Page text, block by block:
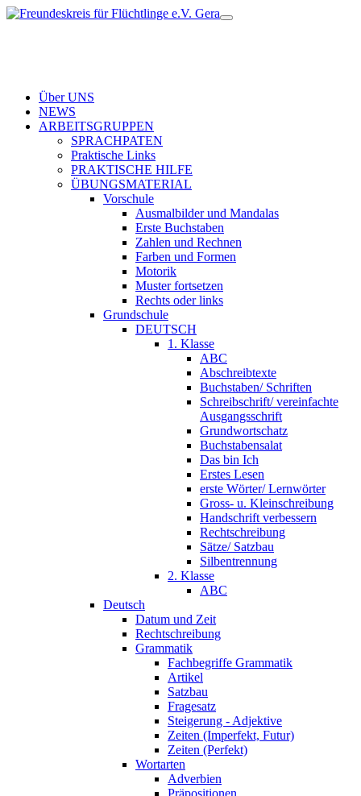
Über UNS
NEWS
ARBEITSGRUPPEN
SPRACHPATEN
Praktische Links
PRAKTISCHE HILFE
ÜBUNGSMATERIAL
Vorschule
Ausmalbilder und Mandalas
Erste Buchstaben
Zahlen und Rechnen
Farben und Formen
Motorik
Muster fortsetzen
Rechts oder links
Grundschule
DEUTSCH
1. Klasse
ABC
Abschreibtexte
Buchstaben/ Schriften
Schreibschrift/ vereinfachte
Ausgangsschrift
Grundwortschatz
Buchstabensalat
Das bin Ich
Erstes Lesen
erste Wörter/ Lernwörter
Gross- u. Kleinschreibung
Handschrift verbessern
Rechtschreibung
Sätze/ Satzbau
Silbentrennung
2. Klasse
ABC
Deutsch
Datum und Zeit
Rechtschreibung
Grammatik
Fachbegriffe Grammatik
Artikel
Satzbau
Fragesatz
Steigerung - Adjektive
Zeiten (Imperfekt, Futur)
Zeiten (Perfekt)
Wortarten
Adverbien
Präpositionen